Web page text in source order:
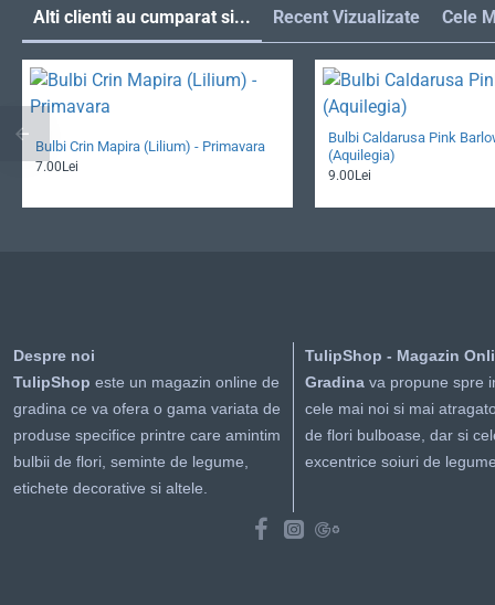
Alti clienti au cumparat si... Recent Vizualizate Cele
Bulbi Crin Mapira (Lilium) - Primavara
7.00Lei
Bulbi Caldarusa Pink
(Aquilegia)
9.00Lei
Despre noi
TulipShop este un magazin online de
gradina ce va ofera o gama variata de
produse specifice printre care amintim
bulbii de flori, seminte de legume,
etichete decorative si altele.
TulipShop - Magazin
Gradinava propune spre
cele mai noi si mai
de flori bulboase, dar si
excentrice soiuri de legume.